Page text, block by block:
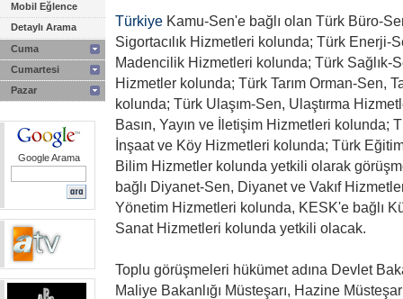
Mobil Eğlence
Detaylı Arama
Cuma
Cumartesi
Pazar
Google Arama
Türkiye Kamu-Sen'e bağlı olan Türk Büro-
Sigortacılık Hizmetleri kolunda; Türk Enerji-
Madencilik Hizmetleri kolunda; Türk Sağlık-
Hizmetler kolunda; Türk Tarım Orman-Sen,
kolunda; Türk Ulaşım-Sen, Ulaştırma
Basın, Yayın ve İletişim Hizmetleri kolunda;
İnşaat ve Köy Hizmetleri kolunda; Türk
Bilim Hizmetler kolunda yetkili olarak
bağlı Diyanet-Sen, Diyanet ve Vakıf
Yönetim Hizmetleri kolunda, KESK'e bağlı
Sanat Hizmetleri kolunda yetkili olacak.
Toplu görüşmeleri hükümet adına Devlet
Maliye Bakanlığı Müsteşarı, Hazine